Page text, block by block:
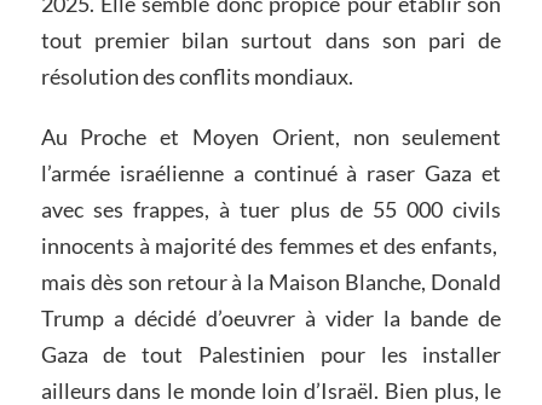
tout premier bilan surtout dans son pari de
résolution des conflits mondiaux.
Au Proche et Moyen Orient, non seulement
l’armée israélienne a continué à raser Gaza et
avec ses frappes, à tuer plus de 55 000 civils
innocents à majorité des femmes et des enfants,
mais dès son retour à la Maison Blanche, Donald
Trump a décidé d’oeuvrer à vider la bande de
Gaza de tout Palestinien pour les installer
ailleurs dans le monde loin d’Israël. Bien plus, le